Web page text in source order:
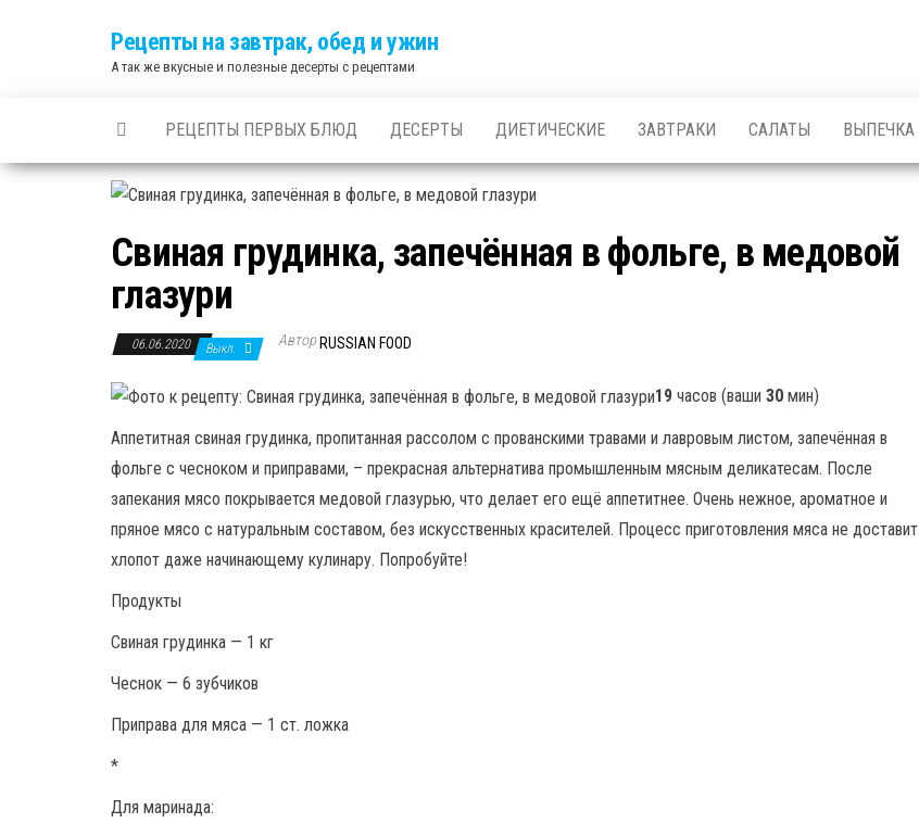
Рецепты на завтрак, обед и ужин
А так же вкусные и полезные десерты с рецептами
РЕЦЕПТЫ ПЕРВЫХ БЛЮД ДЕСЕРТЫ ДИЕТИЧЕСКИЕ ЗАВТРАКИ САЛАТЫ ВЫПЕЧКА
Свиная грудинка, запечённая в фольге, в медовой
глазури
06.06.2020 Выкл. Автор RUSSIAN FOOD
19 часов (ваши 30 мин)
Аппетитная свиная грудинка, пропитанная рассолом с прованскими травами и лавровым листом, запечённая в
фольге с чесноком и приправами, – прекрасная альтернатива промышленным мясным деликатесам. После
запекания мясо покрывается медовой глазурью, что делает его ещё аппетитнее. Очень нежное, ароматное и
пряное мясо с натуральным составом, без искусственных красителей. Процесс приготовления мяса не доставит
хлопот даже начинающему кулинару. Попробуйте!
Продукты
Свиная грудинка — 1 кг
Чеснок — 6 зубчиков
Приправа для мяса — 1 ст. ложка
*
Для маринада: